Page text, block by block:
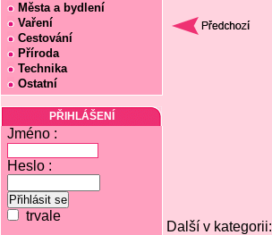
Města a bydlení
Vaření
Cestování
Příroda
Technika
Ostatní
PŘIHLÁŠENÍ
Jméno :
Heslo :
trvale
Další v kategorii: